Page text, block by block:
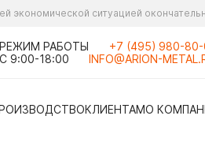
экономической ситуацией
РЕЖИМ РАБОТЫ
С 9:00-18:00
+7 (495) 980-80-
INFO@ARION-
КЛИЕНТАМО